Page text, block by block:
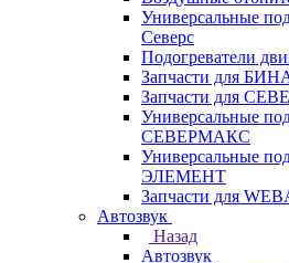
Универсальные
Северс
Подогреватели
Запчасти для
Запчасти для
Универсальные
СЕВЕРМАКС
Универсальные
ЭЛЕМЕНТ
Запчасти для
Автозвук
Назад
Автозвук